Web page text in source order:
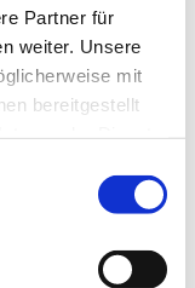
Partner für
weiter. Unsere
mit
bereitgestellt